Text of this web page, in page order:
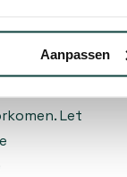
Aanpassen
en de
qua
Let